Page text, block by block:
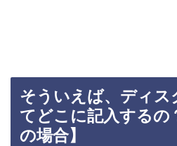
そういえば、ディス
てどこに記入するの
の場合】